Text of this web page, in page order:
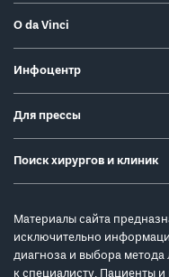
О da Vinci
Инфоцентр
Для прессы
Поиск хирургов и клиник
Материалы сайта
исключительно
диагноза и выбора метода
к специалисту. Пациенты